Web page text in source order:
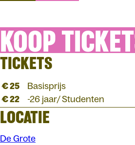
KOOP
TICKETS
€ 25
Basisprijs
€ 22
-26 jaar/ Studenten
LOCATIE
De Grote